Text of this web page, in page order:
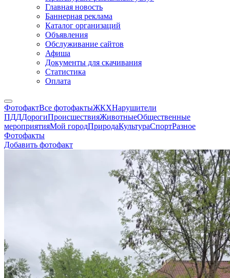
Главная новость
Баннерная реклама
Каталог организаций
Объявления
Обслуживание сайтов
Афиша
Документы для скачивания
Статистика
Оплата
ФотофактВсе фотофактыЖКХНарушители
ПДДДорогиПроисшествияЖивотныеОбщественные
мероприятияМой городПриродаКультураСпортРазное
Фотофакты
Добавить фотофакт